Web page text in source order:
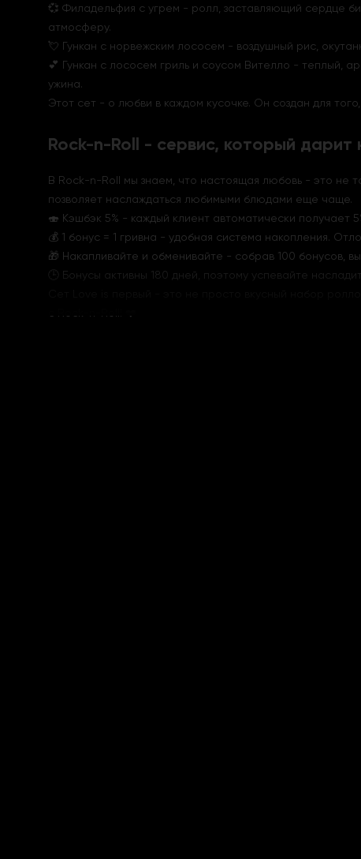
💞 Филадельфия с угрем - ролл, заставляющий сердце
атмосферу.
💘 Гункан с норвежским лососем - воздушный рис,
💕 Гункан с лососем гриль и соусом Вителло - теплый,
ужина.
Этот сет - о любви в каждом кусочке. Он создан для
Rock-n-Roll - сервис, который дарит
В Rock-n-Roll мы знаем, что настоящая любовь - это не
позволяет наслаждаться любимыми блюдами еще чаще.
🍣 Кэшбэк 5% - каждый клиент автоматически получает
💰 1 бонус = 1 гривна - удобная система накопления.
🎁 Накапливайте и обменивайте - собрав 100 бонусов,
🕒 Бонусы активны 180 дней, поэтому успевайте